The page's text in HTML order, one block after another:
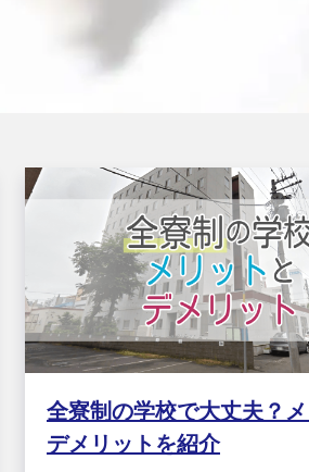
全寮制の学校で大丈夫？
デメリットを紹介